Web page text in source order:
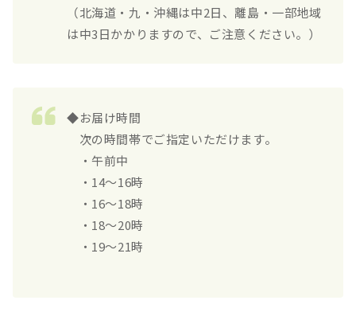
（北海道・九・沖縄は中2日、離島・一部地域
は中3日かかりますので、ご注意ください。）
◆お届け時間
次の時間帯でご指定いただけます。
・午前中
・14～16時
・16～18時
・18～20時
・19～21時